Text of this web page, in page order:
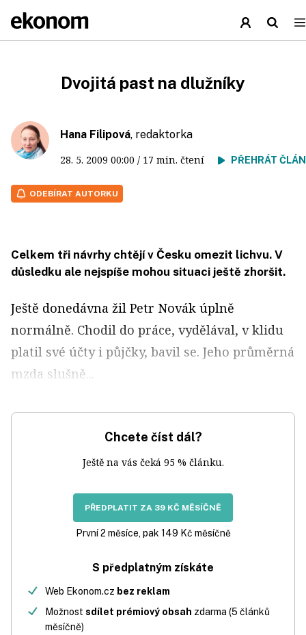
Dvojitá past na dlužníky
Hana Filipová, redaktorka
28. 5. 2009 00:00 / 17 min. čtení PŘEHRÁT
ODEBÍRAT AUTORKU
Celkem tři návrhy chtějí v Česku omezit lichvu. V
důsledku ale nejspíše mohou situaci ještě zhoršit.
Ještě donedávna žil Petr Novák úplně
normálně. Chodil do práce, vydělával, v klidu
platil své účty i půjčky, bavil se. Jeho průměrná
mzda slušně...
Chcete číst dál?
Ještě na vás čeká 95 % článku.
PŘEDPLATIT ZA 39 KČ MĚSÍČNĚ
První 2 měsíce, pak 149 Kč měsíčně
S předplatným získáte
Web Ekonom.cz bez reklam
Možnost sdílet prémiový obsah zdarma (5 článků
měsíčně)